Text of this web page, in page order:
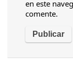
en este
comente.